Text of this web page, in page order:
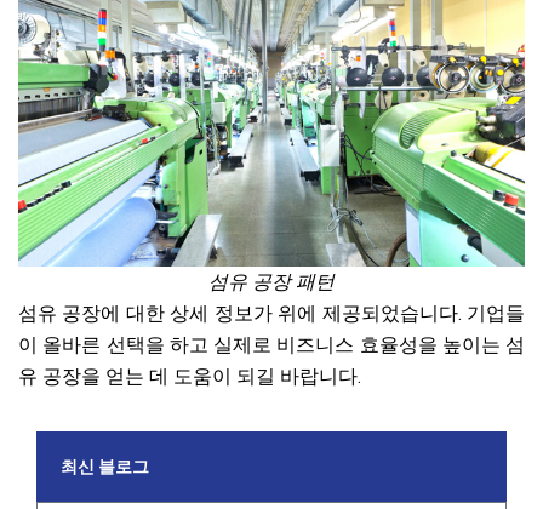
섬유 공장 패턴
섬유 공장에 대한 상세 정보가 위에 제공되었습니다. 기업들
이 올바른 선택을 하고 실제로 비즈니스 효율성을 높이는 섬
유 공장을 얻는 데 도움이 되길 바랍니다.
최신 블로그